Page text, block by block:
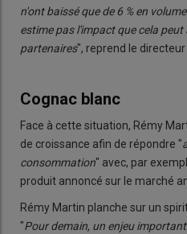
n'ont baissé que de 6 % en
estime pas l'impact que cela
partenaires", reprend le directeur
Cognac blanc
Face à cette situation, Rémy
de croissance afin de répondre "
consommation" avec, par
produit annoncé sur le marché
Rémy Martin planche sur un
"Pour demain, un enjeu